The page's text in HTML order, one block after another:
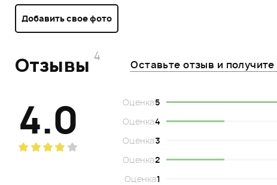
Добавить свое фото
Отзывы 4
Оставьте отзыв и получите
4.0 Оценка5
Оценка4
Оценка3
Оценка2
Оценка1